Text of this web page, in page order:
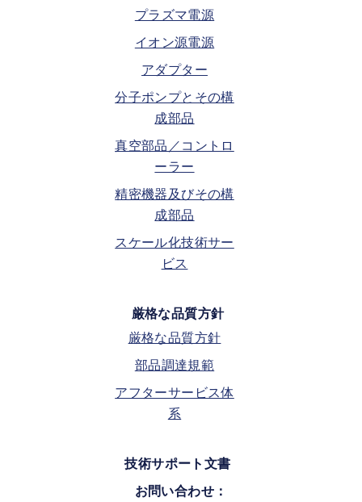
プラズマ電源
イオン源電源
アダプター
分子ポンプとその構
成部品
真空部品／コントロ
ーラー
精密機器及びその構
成部品
スケール化技術サー
ビス
厳格な品質方針
厳格な品質方針
部品調達規範
アフターサービス体
系
技術サポート文書
お問い合わせ：